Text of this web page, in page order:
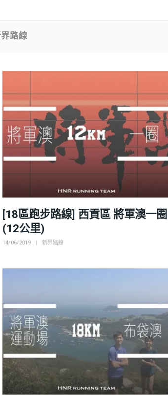
路線
[18區跑步路線] 西貢區 將軍澳一圈
(12公里)
Posted
14/06/2019 Categories
新界路線